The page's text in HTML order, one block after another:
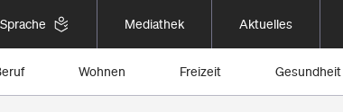
Mediathek Aktuelles
Wohnen Freizeit Gesundheit